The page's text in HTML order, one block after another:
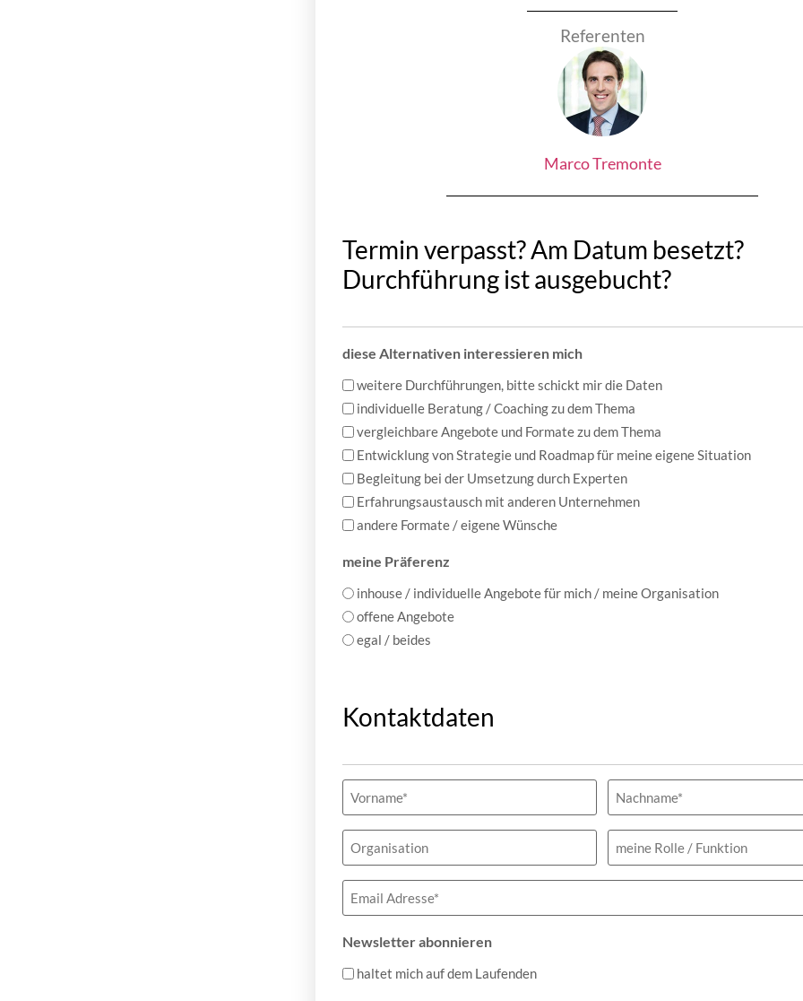
Referenten
Marco Tremonte
Termin verpasst? Am Datum besetzt?
Durchführung ist ausgebucht?
diese Alternativen interessieren mich
weitere Durchführungen, bitte schickt mir die Daten
individuelle Beratung / Coaching zu dem Thema
vergleichbare Angebote und Formate zu dem Thema
Entwicklung von Strategie und Roadmap für meine eigene Situation
Begleitung bei der Umsetzung durch Experten
Erfahrungsaustausch mit anderen Unternehmen
andere Formate / eigene Wünsche
meine Präferenz
inhouse / individuelle Angebote für mich / meine Organisation
offene Angebote
egal / beides
Kontaktdaten
Name
(erforderlich)
Organisation
meine
Rolle
/
Funktion
Email
(erforderlich)
Newsletter abonnieren
haltet mich auf dem Laufenden